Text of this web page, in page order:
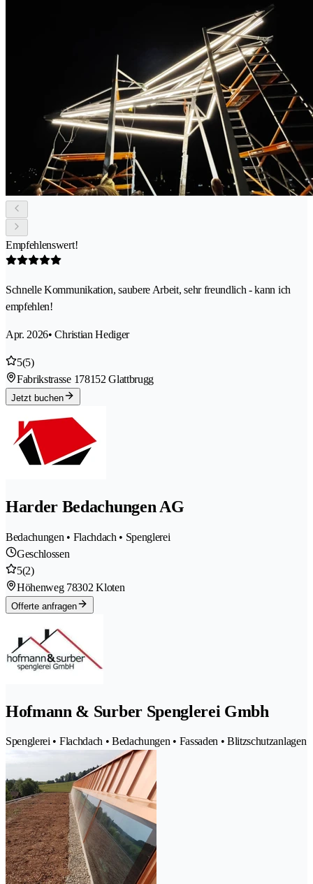
Empfehlenswert!
Schnelle Kommunikation, saubere Arbeit, sehr freundlich - kann ich
empfehlen!
Apr. 2026• Christian Hediger
5(5)
Fabrikstrasse 178152 Glattbrugg
Jetzt buchen
Harder Bedachungen AG
Bedachungen • Flachdach • Spenglerei
Geschlossen
5(2)
Höhenweg 78302 Kloten
Offerte anfragen
Hofmann & Surber Spenglerei Gmbh
Spenglerei • Flachdach • Bedachungen • Fassaden • Blitzschutzanlagen